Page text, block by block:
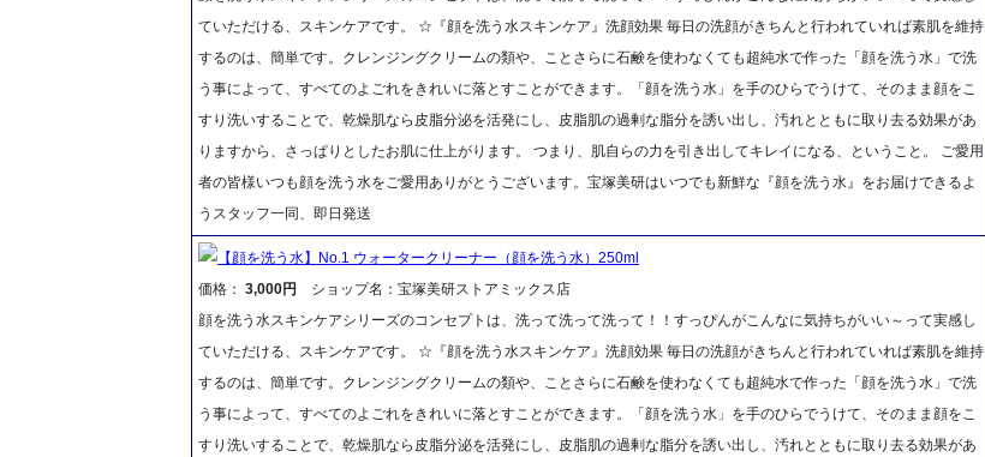
ていただける、スキンケアです。 ☆『顔を洗う水スキンケア』洗顔効果 毎日の洗顔がきちんと行われていれば素肌を維持
するのは、簡単です。クレンジングクリームの類や、ことさらに石鹸を使わなくても超純水で作った「顔を洗う水」で洗
う事によって、すべてのよごれをきれいに落とすことができます。「顔を洗う水」を手のひらでうけて、そのまま顔をこ
すり洗いすることで、乾燥肌なら皮脂分泌を活発にし、皮脂肌の過剰な脂分を誘い出し、汚れとともに取り去る効果があ
りますから、さっぱりとしたお肌に仕上がります。 つまり、肌自らの力を引き出してキレイになる、ということ。 ご愛用
者の皆様いつも顔を洗う水をご愛用ありがとうございます。宝塚美研はいつでも新鮮な『顔を洗う水』をお届けできるよ
うスタッフ一同、即日発送
【顔を洗う水】No.1 ウォータークリーナー（顔を洗う水）250ml
価格： 3,000円
ショップ名：宝塚美研ストアミックス店
顔を洗う水スキンケアシリーズのコンセプトは、洗って洗って洗って！！すっぴんがこんなに気持ちがいい～って実感し
ていただける、スキンケアです。 ☆『顔を洗う水スキンケア』洗顔効果 毎日の洗顔がきちんと行われていれば素肌を維持
するのは、簡単です。クレンジングクリームの類や、ことさらに石鹸を使わなくても超純水で作った「顔を洗う水」で洗
う事によって、すべてのよごれをきれいに落とすことができます。「顔を洗う水」を手のひらでうけて、そのまま顔をこ
すり洗いすることで、乾燥肌なら皮脂分泌を活発にし、皮脂肌の過剰な脂分を誘い出し、汚れとともに取り去る効果があ